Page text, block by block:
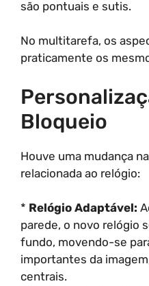
são pontuais e sutis.
No multitarefa, os
praticamente os
Bloqueio
Houve uma mudança
relacionada ao relógio:
* Relógio Adaptável:
parede, o novo relógio
fundo, movendo-se
importantes da
centrais.